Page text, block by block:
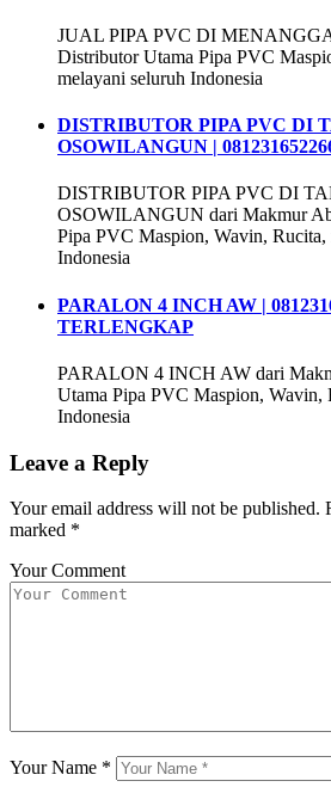
JUAL PIPA PVC DI
Distributor Utama Pipa PVC
melayani seluruh Indonesia
DISTRIBUTOR PIPA PVC DI
OSOWILANGUN |
DISTRIBUTOR PIPA PVC DI
OSOWILANGUN dari Makmur
Pipa PVC Maspion, Wavin, Rucita,
Indonesia
PARALON 4 INCH AW |
TERLENGKAP
PARALON 4 INCH AW dari
Utama Pipa PVC Maspion, Wavin,
Indonesia
Leave a Reply
Your email address will not be published.
marked *
Your Comment
Your Name *